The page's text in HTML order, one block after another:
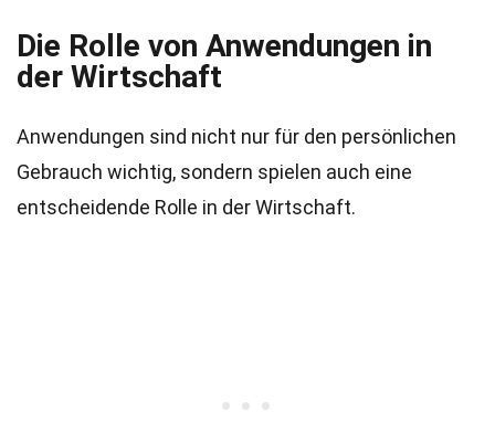
Die Rolle von Anwendungen in
der Wirtschaft
Anwendungen sind nicht nur für den persönlichen
Gebrauch wichtig, sondern spielen auch eine
entscheidende Rolle in der Wirtschaft.